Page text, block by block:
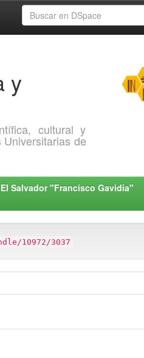
y
cultural y
de
Salvador "Francisco Gavidia"
10972/3037